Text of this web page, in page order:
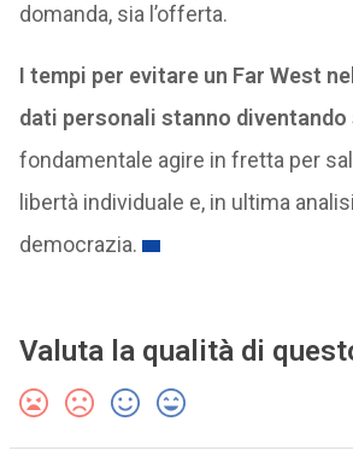
domanda, sia l’offerta.
I tempi per evitare un Far West
dati personali stanno
fondamentale agire in fretta per
libertà individuale e, in ultima
democrazia.
Valuta la qualità di